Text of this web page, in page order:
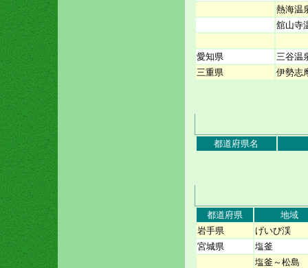
熱海温
舘山寺
愛知県
三谷温
三重県
伊勢志
都道府県名
都道府県
地域
岩手県
げいび渓
宮城県
塩釜
塩釜～松島